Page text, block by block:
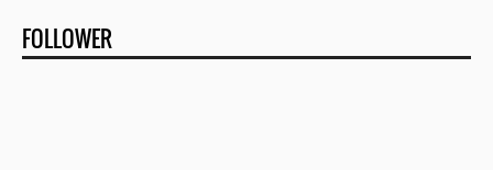
FOLLOWER